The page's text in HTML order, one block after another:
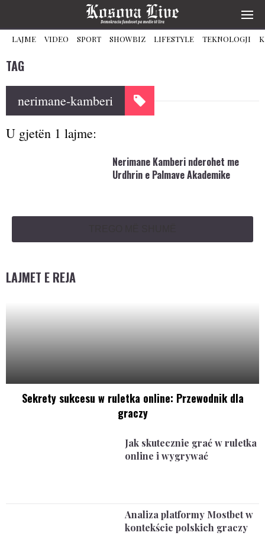
LAJME VIDEO SPORT SHOWBIZ LIFESTYLE TEKNOLOGJI
TAG
nerimane-kamberi
U gjetën 1 lajme:
Nerimane Kamberi nderohet me
Urdhrin e Palmave Akademike
LAJMET E REJA
Sekrety sukcesu w ruletka online: Przewodnik dla
graczy
Jak skutecznie grać w ruletka
online i wygrywać
Analiza platformy Mostbet w
kontekście polskich graczy